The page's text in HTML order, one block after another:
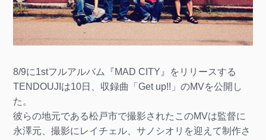
8/9に1stフルアルバム『MAD CITY』をリリースする
TENDOUJIは10日、収録曲「Get up!!」のMVを公開し
た。
彼らの地元である松戸市で撮影されたこのMVは監督に
永澤元、撮影にレイチェル、サノシオリを迎えて制作さ